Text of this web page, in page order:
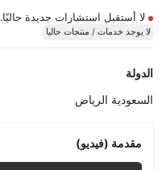
لا أستقبل استشارات جديدة حاليًا.
لا يوجد خدمات / منتجات حاليا
الدولة
السعودية الرياض
مقدمة (فيديو)